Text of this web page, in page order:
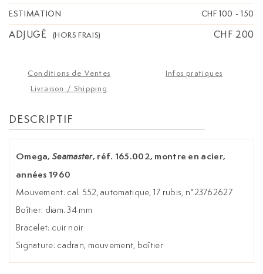
ESTIMATION CHF 100 - 150
ADJUGÉ (HORS FRAIS) CHF 200
Conditions de Ventes
Infos pratiques
Livraison / Shipping
DESCRIPTIF
Omega,Seamaster, réf. 165.002, montre en acier,
années 1960
Mouvement: cal. 552, automatique, 17 rubis, n°23762627
Boîtier: diam. 34 mm
Bracelet: cuir noir
Signature: cadran, mouvement, boîtier